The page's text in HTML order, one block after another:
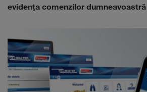
evidenţa comenzilor